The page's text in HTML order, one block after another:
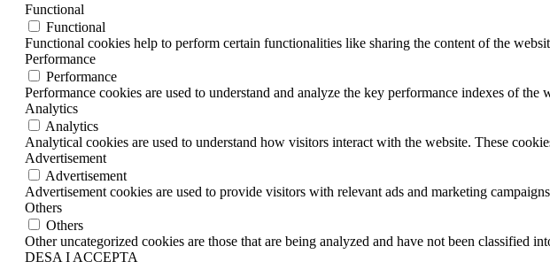
Functional
Functional
Functional cookies help to perform certain functionalities like sharing the content of the
Performance
Performance
Performance cookies are used to understand and analyze the key performance indexes of
Analytics
Analytics
Analytical cookies are used to understand how visitors interact with the website. These
Advertisement
Advertisement
Advertisement cookies are used to provide visitors with relevant ads and marketing
Others
Others
Other uncategorized cookies are those that are being analyzed and have not been classified
DESA I ACCEPTA